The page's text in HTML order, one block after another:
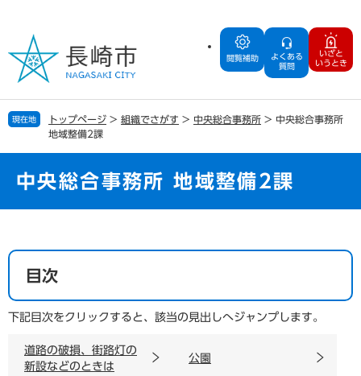
の
で
す
ー
ば
し
閲覧補助
よくある
質問
いざと
いうとき
現在地 トップページ > 組織でさがす > 中央総合事務所 > 中央総合事務所
地域整備2課
中央総合事務所 地域整備2課
文
目次
下記目次をクリックすると、該当の見出しへジャンプします。
道路の破損、街路灯の
新設などのときは
公園